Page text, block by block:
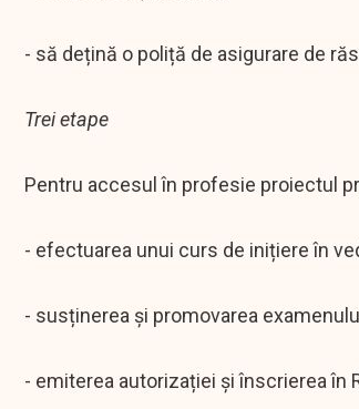
- să dețină o poliță de asigurare de
Trei etape
Pentru accesul în profesie proiectul
- efectuarea unui curs de inițiere în
- susținerea și promovarea
- emiterea autorizației și înscrierea în